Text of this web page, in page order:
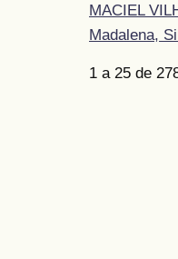
MACIEL
Madalena,
1 a 25 de